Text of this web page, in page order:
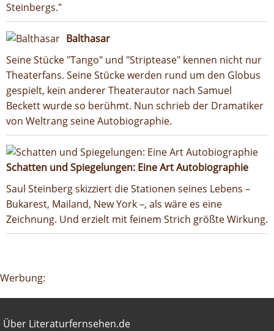
Steinbergs."
Balthasar
Seine Stücke "Tango" und "Striptease" kennen nicht nur
Theaterfans. Seine Stücke werden rund um den Globus
gespielt, kein anderer Theaterautor nach Samuel
Beckett wurde so berühmt. Nun schrieb der Dramatiker
von Weltrang seine Autobiographie.
Schatten und Spiegelungen: Eine Art Autobiographie
Saul Steinberg skizziert die Stationen seines Lebens –
Bukarest, Mailand, New York –, als wäre es eine
Zeichnung. Und erzielt mit feinem Strich größte Wirkung.
Google-Werbeanzeige
Werbung:
Über Literaturfernsehen.de
Über Literaturfernsehen.de